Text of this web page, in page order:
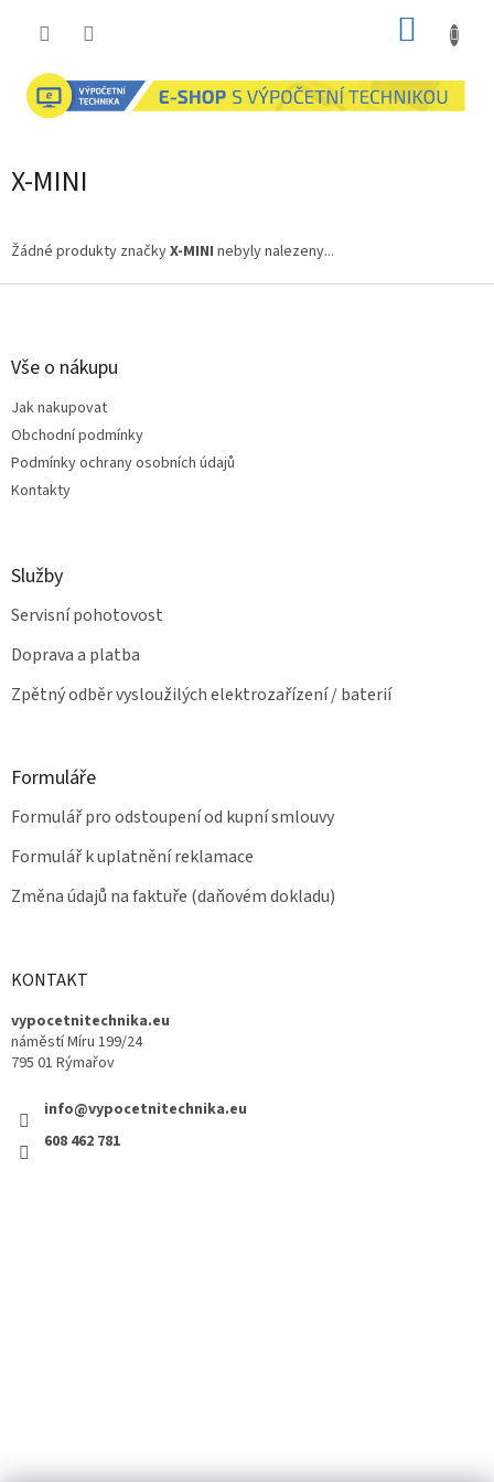
X-MINI
Žádné produkty značkyX-MINI nebyly nalezeny...
Z
Vše o nákupu
Jak nakupovat
Obchodní podmínky
Podmínky ochrany osobních údajů
Kontakty
Služby
Servisní pohotovost
Doprava a platba
Zpětný odběr vysloužilých elektrozařízení / baterií
Formuláře
Formulář pro odstoupení od kupní smlouvy
Formulář k uplatnění reklamace
Změna údajů na faktuře (daňovém dokladu)
KONTAKT
vypocetnitechnika.eu
náměstí Míru 199/24
795 01 Rýmařov
info@vypocetnitechnika.eu
608 462 781